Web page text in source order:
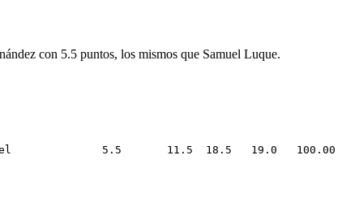
con 5.5 puntos, los mismos que Samuel Luque.
Daniel              5.5       11.5  18.5